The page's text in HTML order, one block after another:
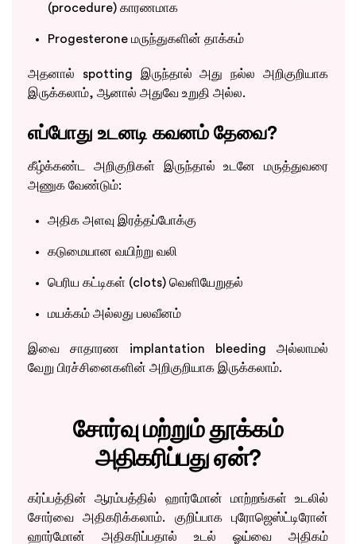
(procedure) காரணமாக
Progesterone மருந்துகளின் தாக்கம்
அதனால் spotting இருந்தால் அது நல்ல அறிகுறியாக
இருக்கலாம், ஆனால் அதுவே உறுதி அல்ல.
எப்போது உடனடி கவனம் தேவை?
கீழ்க்கண்ட அறிகுறிகள் இருந்தால் உடனே மருத்துவரை
அணுக வேண்டும்:
அதிக அளவு இரத்தப்போக்கு
கடுமையான வயிற்று வலி
பெரிய கட்டிகள் (clots) வெளியேறுதல்
மயக்கம் அல்லது பலவீனம்
இவை சாதாரண implantation bleeding அல்லாமல்
வேறு பிரச்சினைகளின் அறிகுறியாக இருக்கலாம்.
சோர்வு மற்றும் தூக்கம்
அதிகரிப்பது ஏன்?
கர்ப்பத்தின் ஆரம்பத்தில் ஹார்மோன் மாற்றங்கள் உடலில்
சோர்வை அதிகரிக்கலாம். குறிப்பாக புரோஜெஸ்ட்டிரோன்
ஹார்மோன் அதிகரிப்பதால் உடல் ஓய்வை அதிகம்